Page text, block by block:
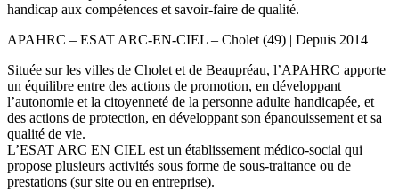
handicap aux compétences et savoir-faire de qualité.
APAHRC – ESAT ARC-EN-CIEL – Cholet (49) | Depuis 2014
Située sur les villes de Cholet et de Beaupréau, l’APAHRC apporte
un équilibre entre des actions de promotion, en développant
l’autonomie et la citoyenneté de la personne adulte handicapée, et
des actions de protection, en développant son épanouissement et sa
qualité de vie.
L’ESAT ARC EN CIEL est un établissement médico-social qui
propose plusieurs activités sous forme de sous-traitance ou de
prestations (sur site ou en entreprise).